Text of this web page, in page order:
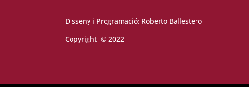
Disseny i Programació: Roberto Ballestero
Copyright © 2022